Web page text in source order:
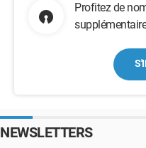
Profitez de
NEWSLETTERS